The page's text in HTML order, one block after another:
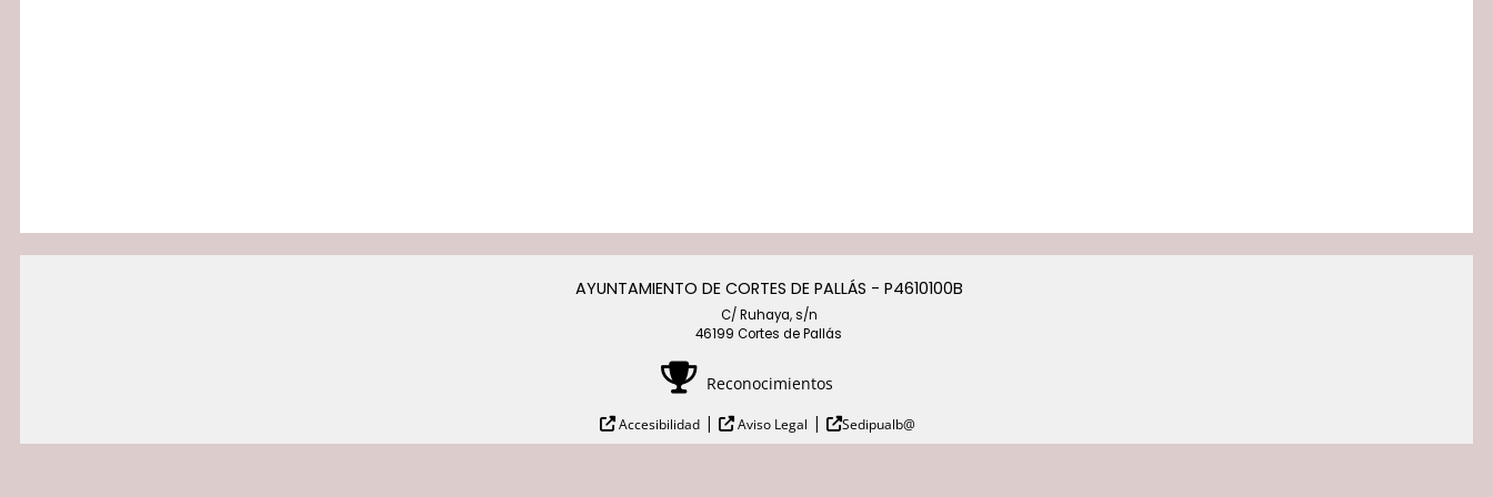
AYUNTAMIENTO DE CORTES DE PALLÁS - P4610100B
C/ Ruhaya, s/n
46199 Cortes de Pallás
Reconocimientos
Accesibilidad | Aviso Legal | Sedipualb@